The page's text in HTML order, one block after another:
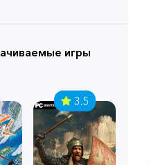
игры
3.5